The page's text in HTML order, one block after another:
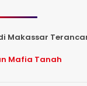
Makassar
Mafia Tanah